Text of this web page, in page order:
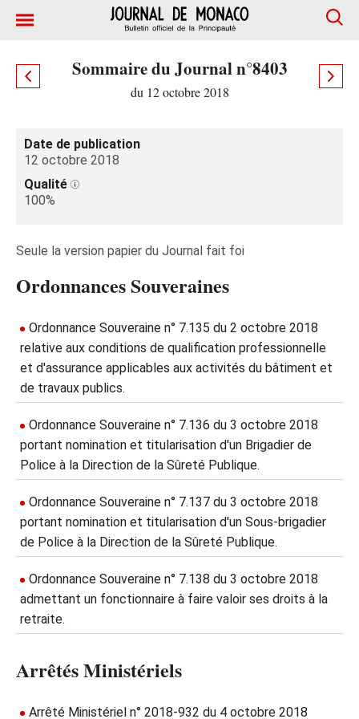
Sommaire du Journal n°8403
du 12 octobre 2018
Date de publication
12 octobre 2018
Qualité
100%
Seule la version papier du Journal fait foi
Ordonnances Souveraines
Ordonnance Souveraine n° 7.135 du 2 octobre 2018
relative aux conditions de qualification professionnelle
et d'assurance applicables aux activités du bâtiment et
de travaux publics.
Ordonnance Souveraine n° 7.136 du 3 octobre 2018
portant nomination et titularisation d'un Brigadier de
Police à la Direction de la Sûreté Publique.
Ordonnance Souveraine n° 7.137 du 3 octobre 2018
portant nomination et titularisation d'un Sous-brigadier
de Police à la Direction de la Sûreté Publique.
Ordonnance Souveraine n° 7.138 du 3 octobre 2018
admettant un fonctionnaire à faire valoir ses droits à la
retraite.
Arrêtés Ministériels
Arrêté Ministériel n° 2018-932 du 4 octobre 2018